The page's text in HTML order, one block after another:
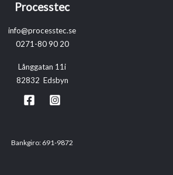
Processtec
info@processtec.se
0271-80 90 20
Långgatan 11i
82832 Edsbyn
Bankgiro: 691-9872